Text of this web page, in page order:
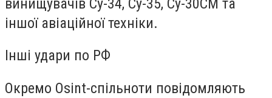
іншої авіаційної техніки.
Інші удари по РФ
Окремо Osint-спільноти повідомляють